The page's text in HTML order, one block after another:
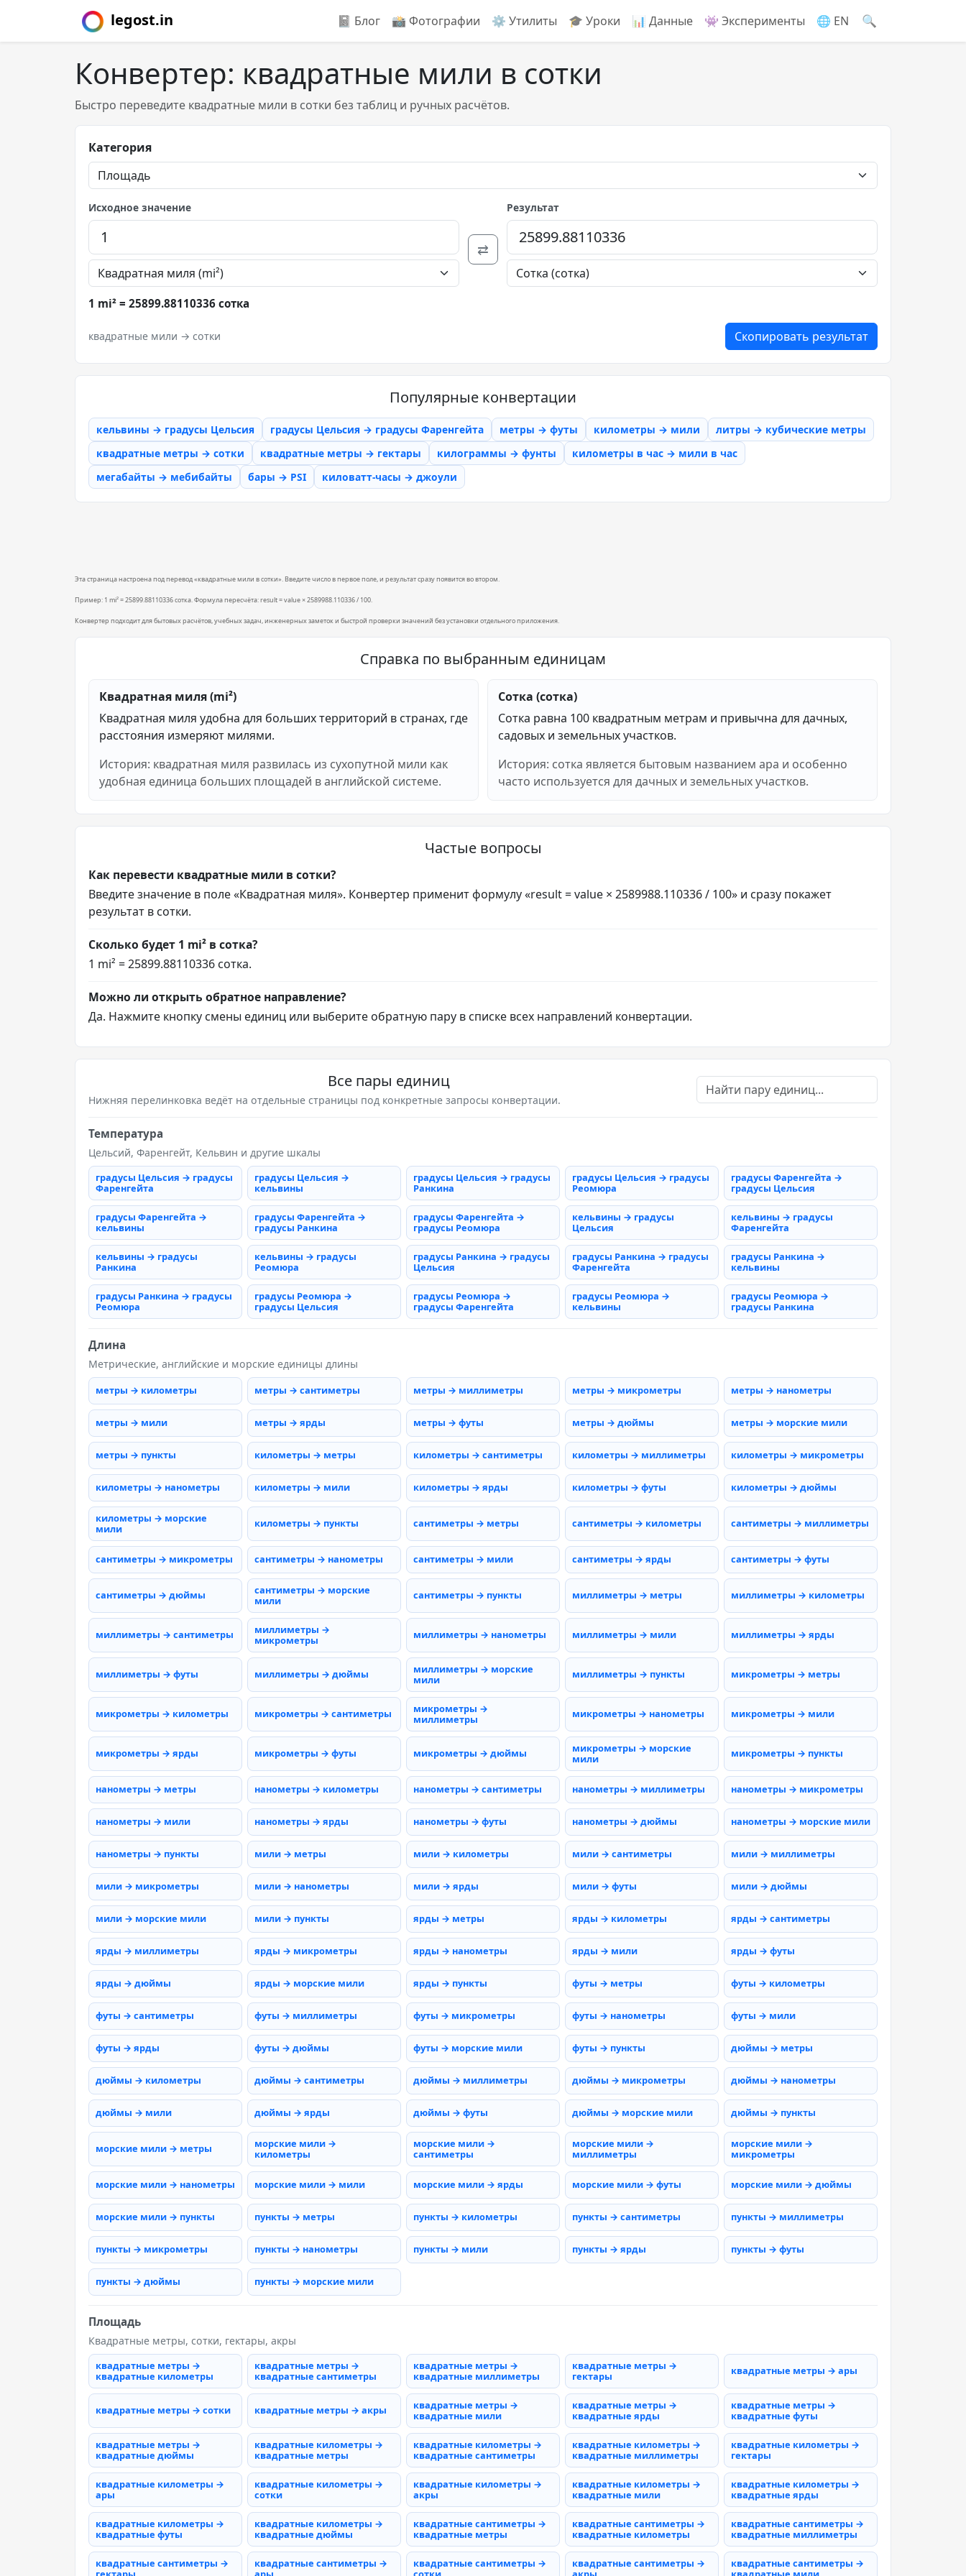
legost.in 🔍
📓 Блог 📸️ Фотографии ⚙️ Утилиты 🎓 Уроки 📊 Данные 👾 Эксперименты 🌐 EN
Конвертер: квадратные мили в сотки
Быстро переведите квадратные мили в сотки без таблиц и ручных расчётов.
Категория
Исходное значение
⇄
Результат
1 mi² = 25899.88110336 сотка
квадратные мили → сотки Скопировать результат
Популярные конвертации
кельвины → градусы Цельсия градусы Цельсия → градусы Фаренгейта метры → футы километры → мили
литры → кубические метры
квадратные метры → сотки
квадратные метры → гектары килограммы → фунты
километры в час → мили в час
мегабайты → мебибайты
бары → PSI киловатт-часы → джоули
Эта страница настроена под перевод «квадратные мили в сотки». Введите число в первое поле, и результат сразу появится во втором.
Пример: 1 mi² = 25899.88110336 сотка. Формула пересчёта: result = value × 2589988.110336 / 100.
Конвертер подходит для бытовых расчётов, учебных задач, инженерных заметок и быстрой проверки значений без установки отдельного приложения.
Справка по выбранным единицам
Квадратная миля (mi²)
Квадратная миля удобна для больших территорий в странах, где
расстояния измеряют милями.
История: квадратная миля развилась из сухопутной мили как
удобная единица больших площадей в английской системе.
Сотка (сотка)
Сотка равна 100 квадратным метрам и привычна для дачных,
садовых и земельных участков.
История: сотка является бытовым названием ара и особенно
часто используется для дачных и земельных участков.
Частые вопросы
Как перевести квадратные мили в сотки?
Введите значение в поле «Квадратная миля». Конвертер применит формулу «result = value × 2589988.110336 / 100» и сразу покажет
результат в сотки.
Сколько будет 1 mi² в сотка?
1 mi² = 25899.88110336 сотка.
Можно ли открыть обратное направление?
Да. Нажмите кнопку смены единиц или выберите обратную пару в списке всех направлений конвертации.
Все пары единиц
Нижняя перелинковка ведёт на отдельные страницы под конкретные запросы конвертации.
Температура
Цельсий, Фаренгейт, Кельвин и другие шкалы
градусы Цельсия → градусы
Фаренгейта
градусы Цельсия →
кельвины
градусы Цельсия → градусы
Ранкина
градусы Цельсия → градусы
Реомюра
градусы Фаренгейта →
градусы Цельсия
градусы Фаренгейта →
кельвины
градусы Фаренгейта →
градусы Ранкина
градусы Фаренгейта →
градусы Реомюра
кельвины → градусы
Цельсия
кельвины → градусы
Фаренгейта
кельвины → градусы
Ранкина
кельвины → градусы
Реомюра
градусы Ранкина → градусы
Цельсия
градусы Ранкина → градусы
Фаренгейта
градусы Ранкина →
кельвины
градусы Ранкина → градусы
Реомюра
градусы Реомюра →
градусы Цельсия
градусы Реомюра →
градусы Фаренгейта
градусы Реомюра →
кельвины
градусы Реомюра →
градусы Ранкина
Длина
Метрические, английские и морские единицы длины
метры → километры метры → сантиметры метры → миллиметры метры → микрометры метры → нанометры
метры → мили метры → ярды метры → футы метры → дюймы метры → морские мили
метры → пункты километры → метры километры → сантиметры километры → миллиметры километры → микрометры
километры → нанометры километры → мили километры → ярды километры → футы километры → дюймы
километры → морские
мили
километры → пункты сантиметры → метры сантиметры → километры сантиметры → миллиметры
сантиметры → микрометры сантиметры → нанометры сантиметры → мили сантиметры → ярды сантиметры → футы
сантиметры → дюймы
сантиметры → морские
мили
сантиметры → пункты миллиметры → метры миллиметры → километры
миллиметры → сантиметры
миллиметры →
микрометры
миллиметры → нанометры миллиметры → мили миллиметры → ярды
миллиметры → футы миллиметры → дюймы
миллиметры → морские
мили
миллиметры → пункты микрометры → метры
микрометры → километры микрометры → сантиметры
микрометры →
миллиметры
микрометры → нанометры микрометры → мили
микрометры → ярды микрометры → футы микрометры → дюймы
микрометры → морские
мили
микрометры → пункты
нанометры → метры нанометры → километры нанометры → сантиметры нанометры → миллиметры нанометры → микрометры
нанометры → мили нанометры → ярды нанометры → футы нанометры → дюймы нанометры → морские мили
нанометры → пункты мили → метры мили → километры мили → сантиметры мили → миллиметры
мили → микрометры мили → нанометры мили → ярды мили → футы мили → дюймы
мили → морские мили мили → пункты ярды → метры ярды → километры ярды → сантиметры
ярды → миллиметры ярды → микрометры ярды → нанометры ярды → мили ярды → футы
ярды → дюймы ярды → морские мили ярды → пункты футы → метры футы → километры
футы → сантиметры футы → миллиметры футы → микрометры футы → нанометры футы → мили
футы → ярды футы → дюймы футы → морские мили футы → пункты дюймы → метры
дюймы → километры дюймы → сантиметры дюймы → миллиметры дюймы → микрометры дюймы → нанометры
дюймы → мили дюймы → ярды дюймы → футы дюймы → морские мили дюймы → пункты
морские мили → метры
морские мили →
километры
морские мили →
сантиметры
морские мили →
миллиметры
морские мили →
микрометры
морские мили → нанометры морские мили → мили морские мили → ярды морские мили → футы морские мили → дюймы
морские мили → пункты пункты → метры пункты → километры пункты → сантиметры пункты → миллиметры
пункты → микрометры пункты → нанометры пункты → мили пункты → ярды пункты → футы
пункты → дюймы пункты → морские мили
Площадь
Квадратные метры, сотки, гектары, акры
квадратные метры →
квадратные километры
квадратные метры →
квадратные сантиметры
квадратные метры →
квадратные миллиметры
квадратные метры →
гектары
квадратные метры → ары
квадратные метры → сотки квадратные метры → акры
квадратные метры →
квадратные мили
квадратные метры →
квадратные ярды
квадратные метры →
квадратные футы
квадратные метры →
квадратные дюймы
квадратные километры →
квадратные метры
квадратные километры →
квадратные сантиметры
квадратные километры →
квадратные миллиметры
квадратные километры →
гектары
квадратные километры →
ары
квадратные километры →
сотки
квадратные километры →
акры
квадратные километры →
квадратные мили
квадратные километры →
квадратные ярды
квадратные километры →
квадратные футы
квадратные километры →
квадратные дюймы
квадратные сантиметры →
квадратные метры
квадратные сантиметры →
квадратные километры
квадратные сантиметры →
квадратные миллиметры
квадратные сантиметры →
квадратные сантиметры →
квадратные сантиметры →
квадратные сантиметры →
квадратные сантиметры →